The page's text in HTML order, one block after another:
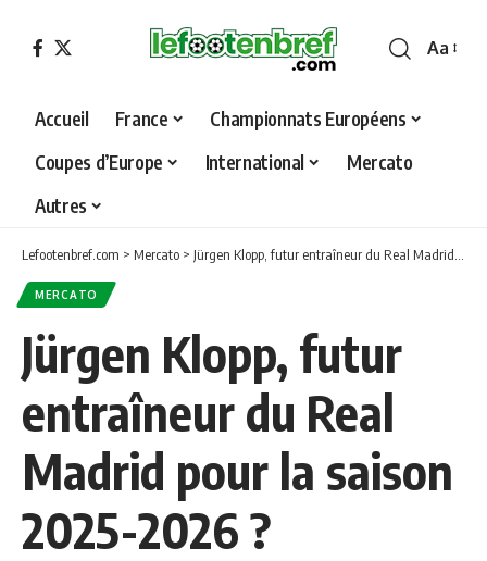
Font
Aa
Accueil France
Championnats Européens
Coupes d’Europe
International
Mercato
Autres
Lefootenbref.com > Mercato > Jürgen Klopp, futur entraîneur du Real Madrid pour la saison 2025-2026 ?
MERCATO
Jürgen Klopp, futur
entraîneur du Real
Madrid pour la saison
2025-2026 ?